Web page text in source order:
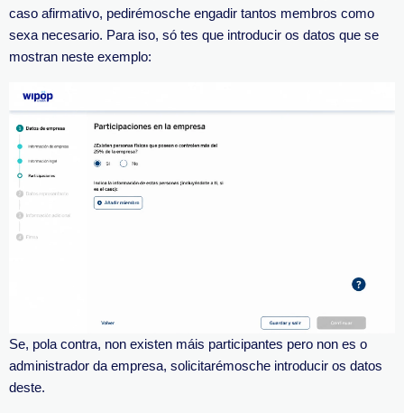
caso afirmativo, pedirémosche engadir tantos membros como
sexa necesario. Para iso, só tes que introducir os datos que se
mostran neste exemplo:
Se, pola contra, non existen máis participantes pero non es o
administrador da empresa, solicitarémosche introducir os datos
deste.